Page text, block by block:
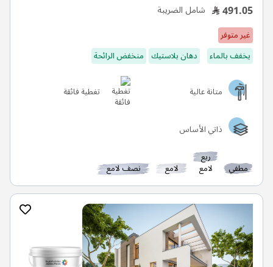
491.05 شامل الضريبة
غير متوفر
يخفف بالماء
دهان بلاستيك منخفض الرائحة
متانة عالية تغطية فائقة
ذاتي الأساس
مطفي
ربع
لامع لامع نصف لامع